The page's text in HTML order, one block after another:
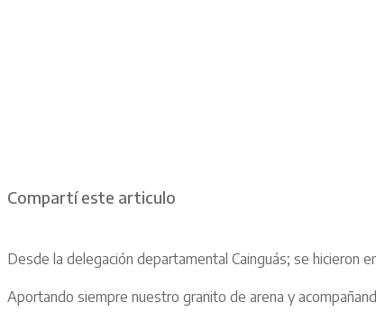
Compartí este articulo
Desde la delegación departamental Cainguás; se hicieron
Aportando siempre nuestro granito de arena y